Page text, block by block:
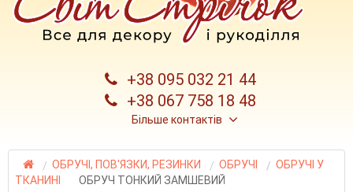
+38 095 032 21 44
+38 067 758 18 48
Більше контактів
ОБРУЧІ, ПОВ'ЯЗКИ, РЕЗИНКИ ОБРУЧІ
ОБРУЧІ У
ТКАНИНІ
ОБРУЧ ТОНКИЙ ЗАМШЕВИЙ